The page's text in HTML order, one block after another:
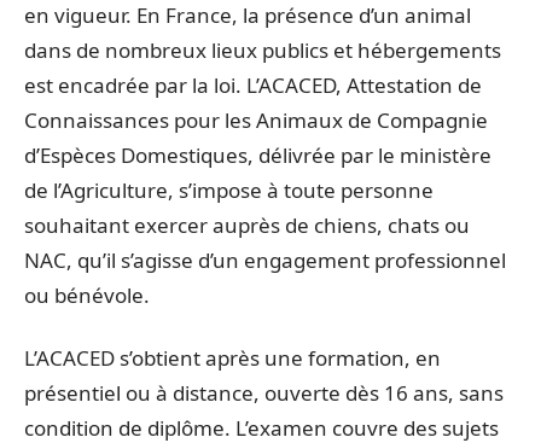
en vigueur. En France, la présence d’un animal
dans de nombreux lieux publics et hébergements
est encadrée par la loi. L’ACACED, Attestation de
Connaissances pour les Animaux de Compagnie
d’Espèces Domestiques, délivrée par le ministère
de l’Agriculture, s’impose à toute personne
souhaitant exercer auprès de chiens, chats ou
NAC, qu’il s’agisse d’un engagement professionnel
ou bénévole.
L’ACACED s’obtient après une formation, en
présentiel ou à distance, ouverte dès 16 ans, sans
condition de diplôme. L’examen couvre des sujets